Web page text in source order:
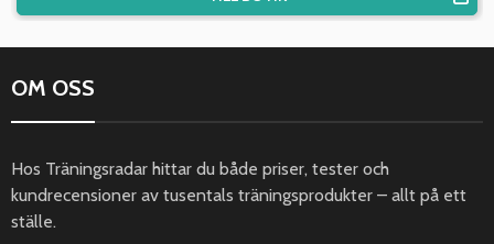
OM OSS
Hos Träningsradar hittar du både priser, tester och
kundrecensioner av tusentals träningsprodukter – allt på ett
ställe.